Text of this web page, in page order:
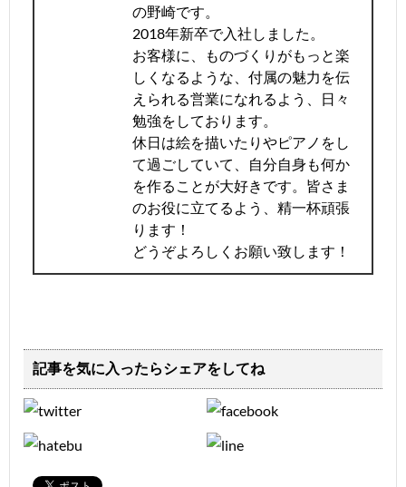
の野崎です。
2018年新卒で入社しました。
お客様に、ものづくりがもっと楽
しくなるような、付属の魅力を伝
えられる営業になれるよう、日々
勉強をしております。
休日は絵を描いたりやピアノをし
て過ごしていて、自分自身も何か
を作ることが大好きです。皆さま
のお役に立てるよう、精一杯頑張
ります！
どうぞよろしくお願い致します！
記事を気に入ったらシェアをしてね